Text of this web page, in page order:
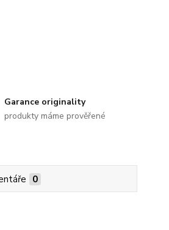
Garance originality
produkty máme prověřené
0